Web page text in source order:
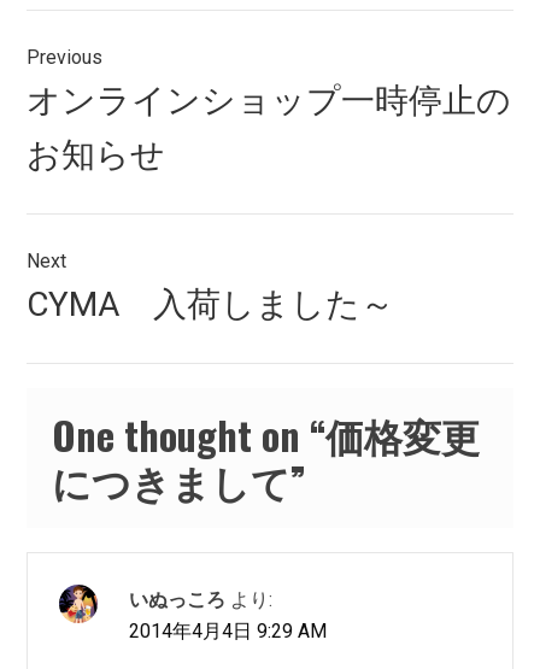
投
稿
ナ
ビ
ゲ
ー
シ
ョ
Previous
Previous
post:
オンラインショップ一時停止の
お知らせ
Next
Next
post:
CYMA 入荷しました～
One thought on “価格変更
につきまして”
いぬっころ より:
2014年4月4日 9:29 AM